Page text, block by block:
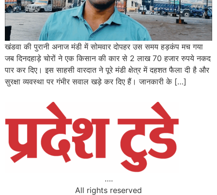
खंडवा की पुरानी अनाज मंडी में सोमवार दोपहर उस समय हड़कंप मच गया
जब दिनदहाड़े चोरों ने एक किसान की कार से 2 लाख 70 हजार रुपये नकद
पार कर दिए। इस साहसी वारदात ने पूरे मंडी क्षेत्र में दहशत फैला दी है और
सुरक्षा व्यवस्था पर गंभीर सवाल खड़े कर दिए हैं। जानकारी के […]
….
All rights reserved